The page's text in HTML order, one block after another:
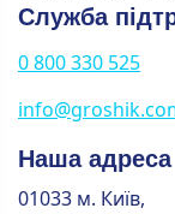
Служба
0 800 330 525
Наша адреса
01033 м. Київ,